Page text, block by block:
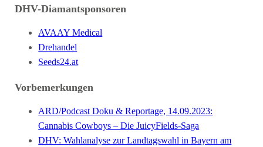
DHV-Diamantsponsoren
AVAAY Medical
Drehandel
Seeds24.at
Vorbemerkungen
ARD/Podcast Doku & Reportage, 14.09.2023:
Cannabis Cowboys – Die JuicyFields-Saga
DHV: Wahlanalyse zur Landtagswahl in Bayern am